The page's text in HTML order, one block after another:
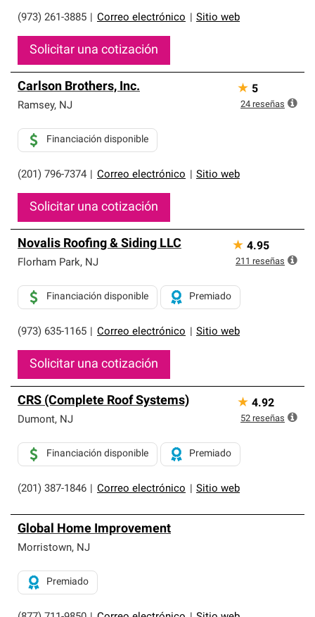
(973) 261-3885 Correo electrónico Sitio web
Solicitar una cotización
Carlson Brothers, Inc.
Ramsey, NJ
(201) 796-7374 Correo electrónico Sitio web
Financiación disponible
Solicitar una cotización
★ 5
24 reseñas
Novalis Roofing & Siding LLC
Florham Park, NJ
(973) 635-1165 Correo electrónico Sitio web
Financiación disponible Premiado
Solicitar una cotización
★ 4.95
211 reseñas
CRS (Complete Roof Systems)
Dumont, NJ
(201) 387-1846 Correo electrónico Sitio web
Financiación disponible Premiado
★ 4.92
52 reseñas
Global Home Improvement
Morristown, NJ
Premiado